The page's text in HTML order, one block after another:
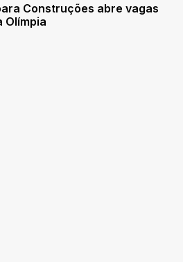
Construções abre vagas
Olímpia